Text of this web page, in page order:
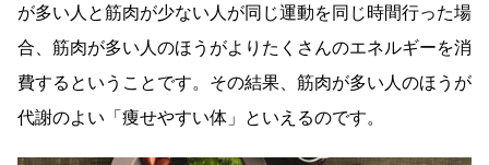
が多い人と筋肉が少ない人が同じ運動を同じ時間行った場
合、筋肉が多い人のほうがよりたくさんのエネルギーを消
費するということです。その結果、筋肉が多い人のほうが
代謝のよい「痩せやすい体」といえるのです。